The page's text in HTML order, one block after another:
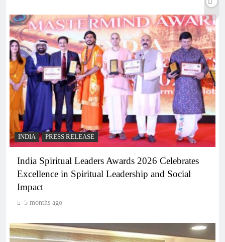
INDIA PRESS RELEASE
India Spiritual Leaders Awards 2026 Celebrates
Excellence in Spiritual Leadership and Social
Impact
5 months ago